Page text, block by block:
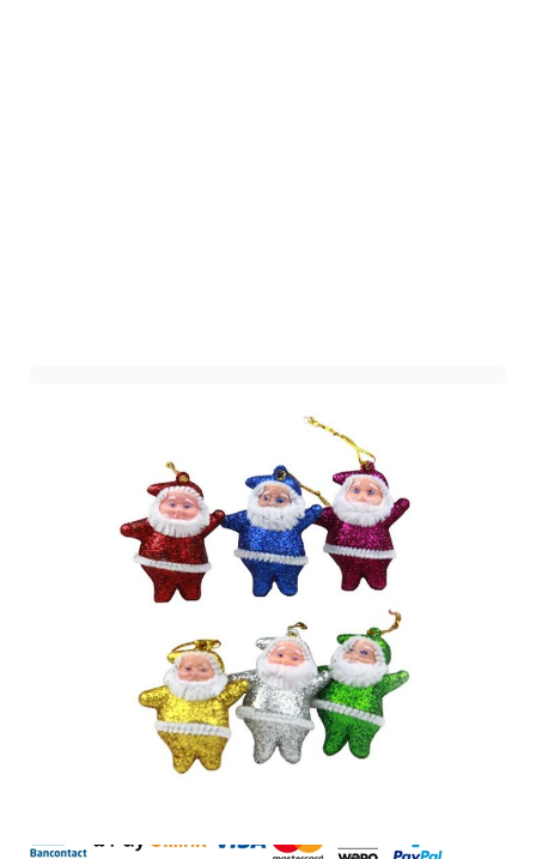
Kerstman Hangers Glitter -
Art. nr. 1405-47GLITTER
Informeer mij wanneer dit product op voorraad is
Niet op voorraad
Verpakt per 6 stuks